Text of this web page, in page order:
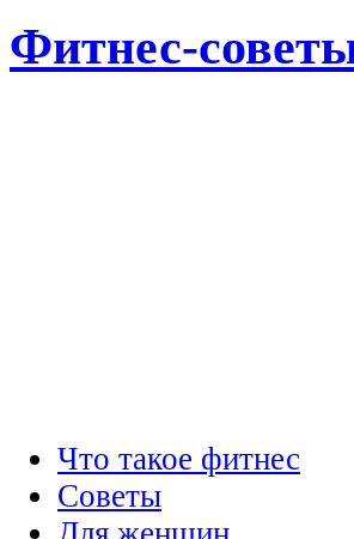
Фитнес-
Что такое фитнес
Советы